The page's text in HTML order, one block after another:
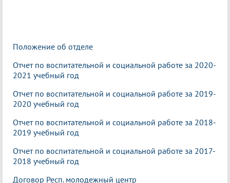
Положение об отделе
Отчет по воспитательной и социальной работе за 2020-
2021 учебный год
Отчет по воспитательной и социальной работе за 2019-
2020 учебный год
Отчет по воспитательной и социальной работе за 2018-
2019 учебный год
Отчет по воспитательной и социальной работе за 2017-
2018 учебный год
Договор Респ. молодежный центр